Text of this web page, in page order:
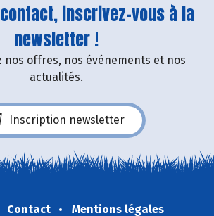
inscrivez-vous à la
newsletter !
nos offres, nos événements et nos
actualités.
Inscription newsletter
Contact
Mentions légales